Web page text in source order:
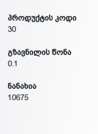
პროდუქტის კოდი
30
გზავნილის წონა
0.1
ნანახია
10675